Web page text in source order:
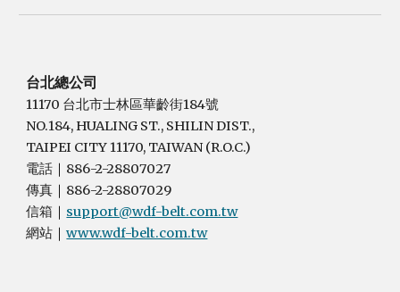
台北總公司
11170 台北市士林區華齡街184號
NO.184, HUALING ST., SHILIN DIST.,
TAIPEI CITY 11170, TAIWAN (R.O.C.)
電話
886-2-28807027
傳真
886-2-28807029
信箱
support@wdf-belt.com.tw
網站 ｜www.wdf-belt.com.tw